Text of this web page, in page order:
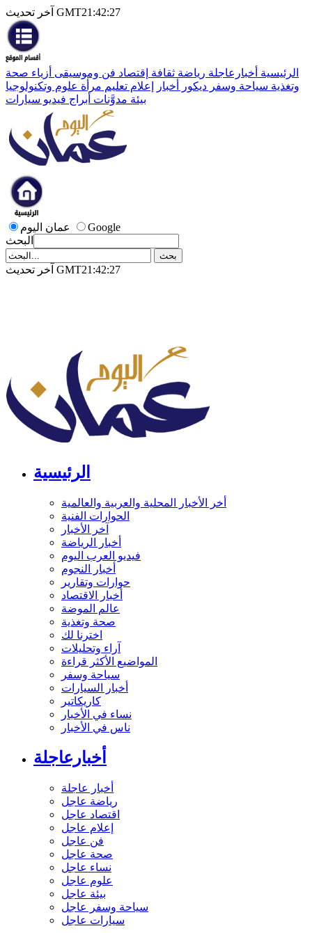
آخر تحديث GMT21:42:27
الرئيسية أخبارعاجلة رياضة ثقافة إقتصاد فن وموسيقى أزياء صحة
وتغذية سياحة وسفر ديكور أخبار إعلام تعليم مرأة علوم وتكنولوجيا
بيئة مدوَّنات أبراج فيديو سيارات
عمان اليوم
Google
البحث
آخر تحديث GMT21:42:27
الرئيسية
أخر الأخبار المحلية والعربية والعالمية
الحوارات الفنية
آخر الأخبار
أخبار الرياضة
فيديو العرب اليوم
أخبار النجوم
حوارات وتقارير
أخبار الاقتصاد
عالم الموضة
صحة وتغذية
اخترنا لك
آراء وتحليلات
المواضيع الأكثر قراءة
سياحة وسفر
أخبار السيارات
كاريكاتير
نساء في الأخبار
ناس في الأخبار
أخبارعاجلة
أخبار عاجلة
رياضة عاجل
اقتصاد عاجل
إعلام عاجل
فن عاجل
صحة عاجل
نساء عاجل
علوم عاجل
بيئة عاجل
سياحة وسفر عاجل
سيارات عاجل